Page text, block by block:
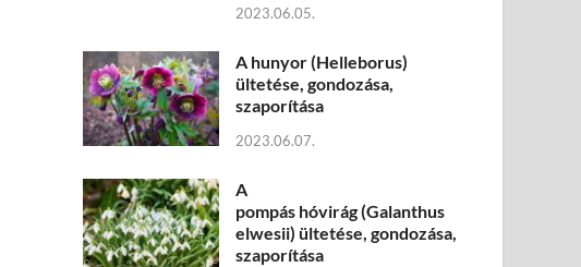
2023.06.05.
A hunyor (Helleborus)
ültetése, gondozása,
szaporítása
2023.06.07.
A
pompás hóvirág (Galanthus
elwesii) ültetése, gondozása,
szaporítása